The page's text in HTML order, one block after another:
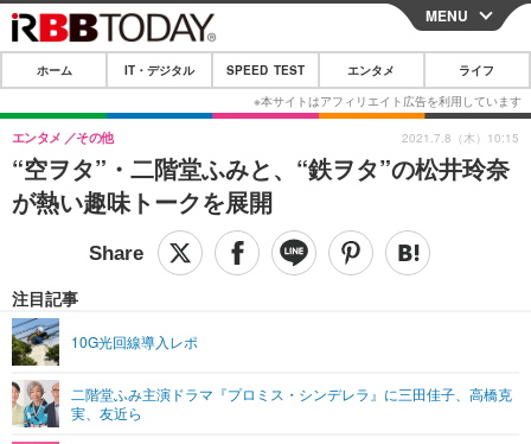
CLOSE
ホーム
IT・デジタル
IT・デジタルTOP スマートフォン
ショッピング その他
SPEED TEST
エンタメTOP 映画・ドラマ
グラビア
ライフTOP
その他
リリース一覧
プッシュ通知の停止方法
MENU
ホーム IT・デジタル SPEED TEST エンタメ ライフ
“空ヲタ”・二階堂ふみと、“鉄ヲタ”の松井玲奈
が熱い趣味トークを展開
エンタメ その他
注目記事
10G光回線導入レポ
二階堂ふみ主演ドラマ『プロミス・シンデレラ』に三田佳子、高橋克
実、友近ら
2021.7.8（木）10:15